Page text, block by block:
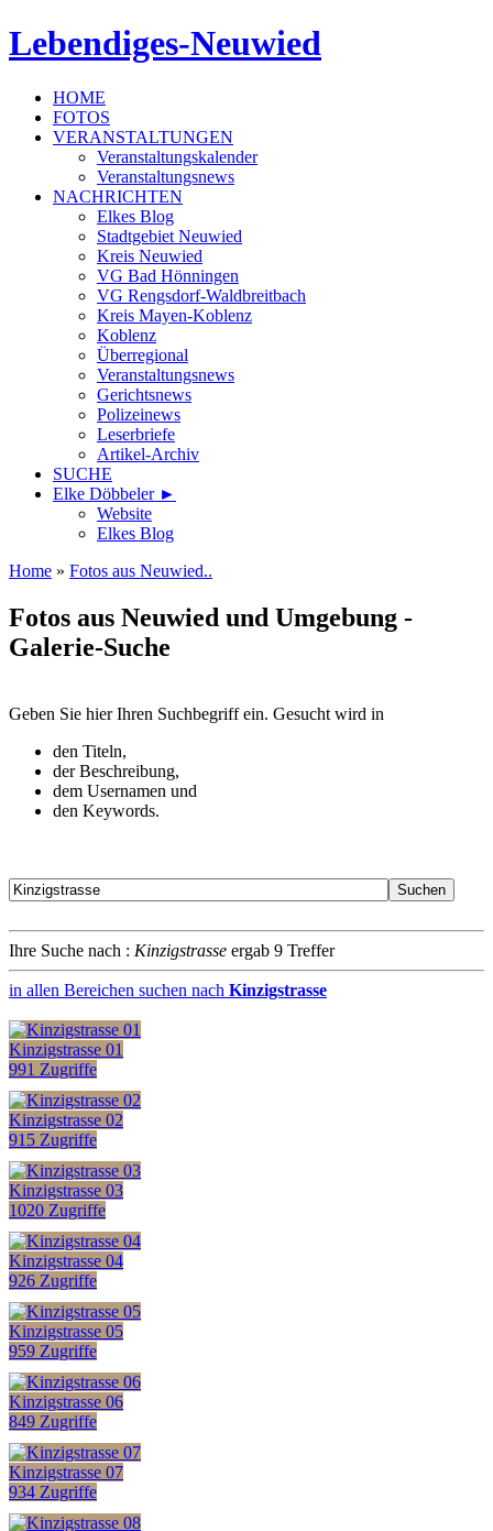
Lebendiges-Neuwied
HOME
FOTOS
VERANSTALTUNGEN
Veranstaltungskalender
Veranstaltungsnews
NACHRICHTEN
Elkes Blog
Stadtgebiet Neuwied
Kreis Neuwied
VG Bad Hönningen
VG Rengsdorf-Waldbreitbach
Kreis Mayen-Koblenz
Koblenz
Überregional
Veranstaltungsnews
Gerichtsnews
Polizeinews
Leserbriefe
Artikel-Archiv
SUCHE
Elke Döbbeler ►
Website
Elkes Blog
Home » Fotos aus Neuwied..
Fotos aus Neuwied und Umgebung -
Galerie-Suche
Geben Sie hier Ihren Suchbegriff ein. Gesucht wird in
den Titeln,
der Beschreibung,
dem Usernamen und
den Keywords.
Ihre Suche nach : Kinzigstrasse ergab 9 Treffer
in allen Bereichen suchen nach Kinzigstrasse
Kinzigstrasse 01
991 Zugriffe
Kinzigstrasse 02
915 Zugriffe
Kinzigstrasse 03
1020 Zugriffe
Kinzigstrasse 04
926 Zugriffe
Kinzigstrasse 05
959 Zugriffe
Kinzigstrasse 06
849 Zugriffe
Kinzigstrasse 07
934 Zugriffe